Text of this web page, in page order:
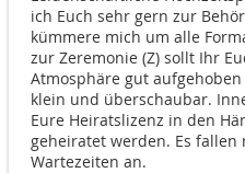
ich Euch sehr gern zur
kümmere mich um alle
zur Zeremonie (Z) sollt Ihr
Atmosphäre gut
klein und überschaubar.
Eure Heiratslizenz in den
geheiratet werden. Es
Wartezeiten an.